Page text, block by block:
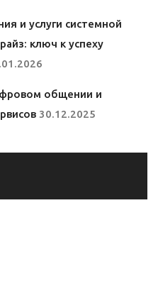
и услуги системной
ключ к успеху
общении и
30.12.2025